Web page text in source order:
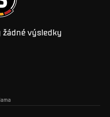
žádné výsledky